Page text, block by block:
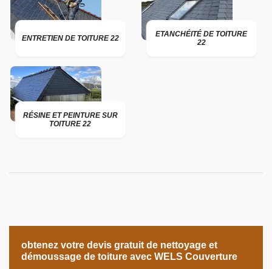
ENTRETIEN DE TOITURE 22
ETANCHÉITÉ DE TOITURE
22
RÉSINE ET PEINTURE SUR
TOITURE 22
obtenez votre devis gratuit de nettoyage et
démoussage de toiture avec WELS Couverture